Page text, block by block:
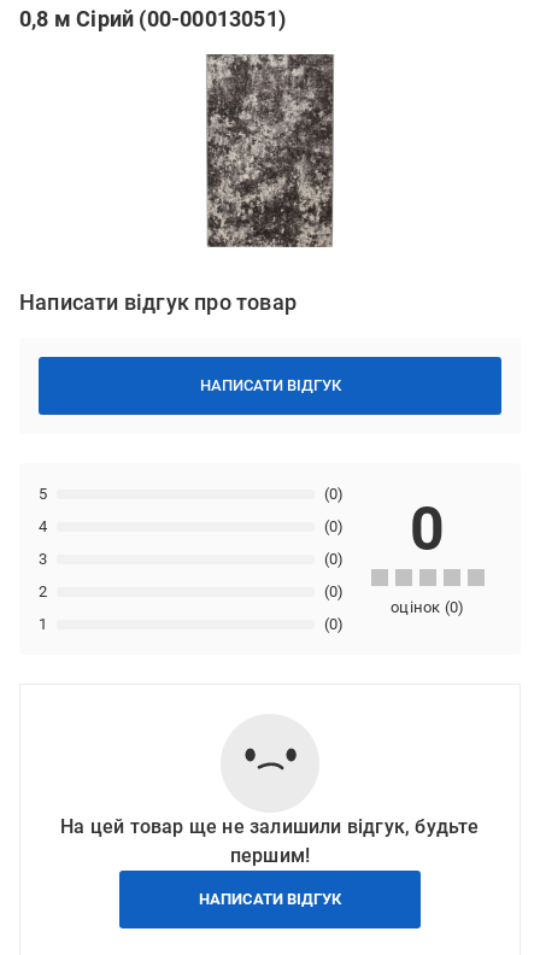
0,8 м Сірий (00-00013051)
Написати відгук про товар
НАПИСАТИ ВІДГУК
1 (0)
2 (0)
3 (0)
4 (0)
5 (0)
0
оцінок (0)
На цей товар ще не залишили відгук, будьте
першим!
НАПИСАТИ ВІДГУК